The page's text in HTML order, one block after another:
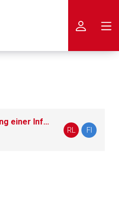
Pepaxti® 20 mg Pulver für ein Konzentrat zur Herstellung einer Infusionslösung
RL FI